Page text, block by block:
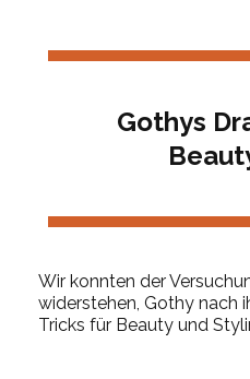
Gothys
Wir konnten der
widerstehen, Gothy nach
Tricks für Beauty und